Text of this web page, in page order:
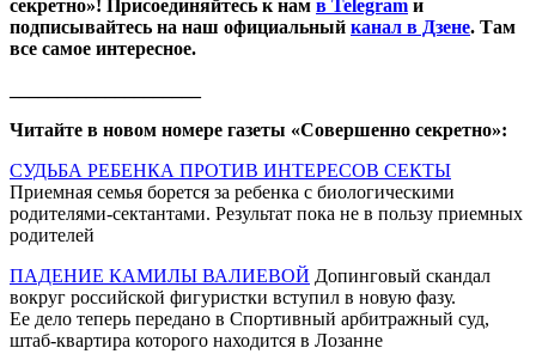
секретно»! Присоединяйтесь к нам в Telegram и
подписывайтесь на наш официальный канал в Дзене. Там
все самое интересное.
Читайте в новом номере газеты «Совершенно секретно»:
СУДЬБА РЕБЕНКА ПРОТИВ ИНТЕРЕСОВ СЕКТЫ
Приемная семья борется за ребенка с биологическими
родителями-сектантами. Результат пока не в пользу приемных
родителей
ПАДЕНИЕ КАМИЛЫ ВАЛИЕВОЙ Допинговый скандал
вокруг российской фигуристки вступил в новую фазу.
Ее дело теперь передано в Спортивный арбитражный суд,
штаб-квартира которого находится в Лозанне